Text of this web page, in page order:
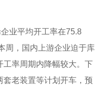
业平均开工率在75.8
周，国内上游企业迫于库
工率周期内降幅较大。下
套老装置等计划开车，预